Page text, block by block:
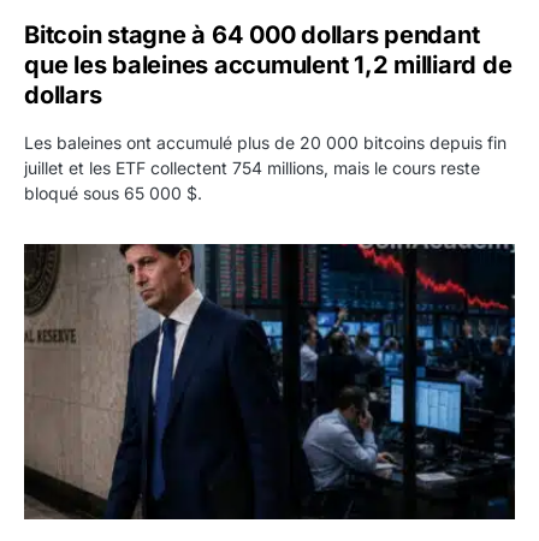
Bitcoin stagne à 64 000 dollars pendant
que les baleines accumulent 1,2 milliard de
dollars
Les baleines ont accumulé plus de 20 000 bitcoins depuis fin
juillet et les ETF collectent 754 millions, mais le cours reste
bloqué sous 65 000 $.
Kevin Warsh maintient sa communication minimaliste